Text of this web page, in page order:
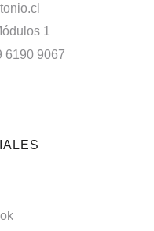
1
6190 9067